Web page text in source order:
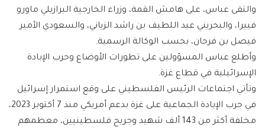
والتقى عباس، على هامش القمة، وزراء الخارجية البرازيلي ماورو
فييرا، والبحريني عبد اللطيف بن راشد الزياني، والسعودي الأمير
فيصل بن فرحان، بحسب الوكالة الرسمية.
وأطلع عباس المسؤولين على تطورات الأوضاع وحرب الإبادة
الإسرائيلية في قطاع غزة.
وتأتي اجتماعات الرئيس الفلسطيني على وقع استمرار إسرائيل
في حرب الإبادة الجماعية على غزة بدعم أمريكي منذ 7 أكتوبر 2023،
مخلفة أكثر من 143 ألف شهيد وجريح فلسطينيين، معظمهم